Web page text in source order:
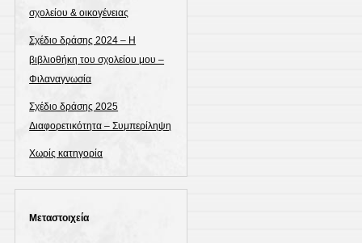
σχολείου & οικογένειας
Σχέδιο δράσης 2024 – Η
βιβλιοθήκη του σχολείου μου –
Φιλαναγνωσία
Σχέδιο δράσης 2025
Διαφορετικότητα – Συμπερίληψη
Χωρίς κατηγορία
Μεταστοιχεία